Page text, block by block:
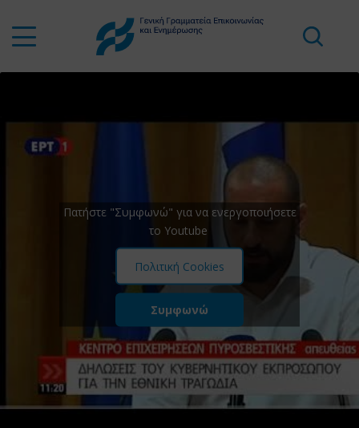
Πατήστε "Συμφωνώ" για να ενεργοποιήσετε
το Youtube
Πολιτική Cookies
Συμφωνώ